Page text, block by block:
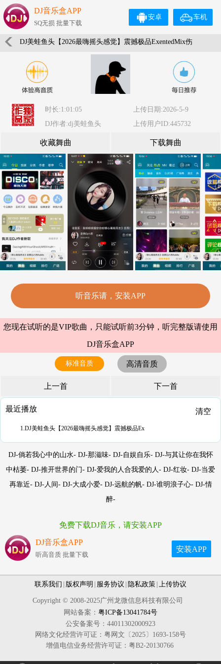
DJ音乐盒APP
SQ无损 批量下载
车机
安卓
DJ美蛙鱼头【2026最嗨摇头感觉】震撼极品ExentedMix伤
感情歌男女《原创制作》独家音乐串烧To.14
时长:1:01:05
上传日期:2026-5-9
DJ作者:dj美蛙鱼头
上传用户ID:445732
收藏舞曲 下载舞曲
听音乐请，安装APP
您现在试听的是VIP歌曲，只能试听前3分钟，听完整版请使用
DJ音乐盒APP
标准音质 高清音质
上一首 下一首
最近播放 清空
1.DJ美蛙鱼头【2026最嗨摇头感觉】震撼极品Ex
DJ-倘若我心中的山水- DJ-那滋味- DJ-自娱自乐- DJ-与其让你在我怀
中枯萎- DJ-推开世界的门- DJ-爱我的人合我爱的人- DJ-红妆- DJ-当爱
再靠近- DJ-人间- DJ-大成小爱- DJ-远航的帆- DJ-谁明浪子心- DJ-情
醉-
免费下载DJ音乐，请安装APP
DJ音乐盒APP
听高音质 批量下载
安装APP
联系我们 版权声明 服务协议 隐私政策 上传协议
Copyright © 2008-2025广州龙微信息科技有限公司
网站备案： 粤ICP备13041784号
公安备案号：44011302000923
网络文化经营许可证：粤网文〔2025〕1693-158号
增值电信业务经营许可证：粤B2-20130766